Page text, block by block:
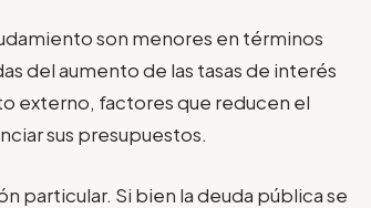
son menores en términos
del aumento de las tasas de interés
externo, factores que reducen el
sus presupuestos.
particular. Si bien la deuda pública se